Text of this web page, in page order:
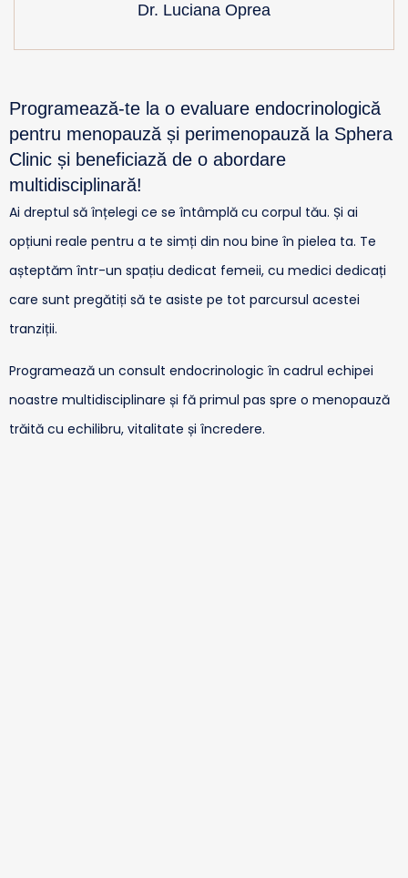
Dr. Luciana Oprea
Programează-te la o evaluare endocrinologică
pentru menopauză și perimenopauză la Sphera
Clinic și beneficiază de o abordare
multidisciplinară!
Ai dreptul să înțelegi ce se întâmplă cu corpul tău. Și ai
opțiuni reale pentru a te simți din nou bine în pielea ta. Te
așteptăm într-un spațiu dedicat femeii, cu medici dedicați
care sunt pregătiți să te asiste pe tot parcursul acestei
tranziții.
Programează un consult endocrinologic în cadrul echipei
noastre multidisciplinare și fă primul pas spre o menopauză
trăită cu echilibru, vitalitate și încredere.